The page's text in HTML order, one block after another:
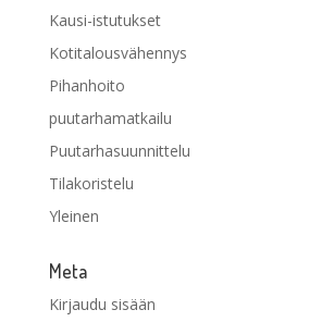
Kausi-istutukset
Kotitalousvähennys
Pihanhoito
puutarhamatkailu
Puutarhasuunnittelu
Tilakoristelu
Yleinen
Meta
Kirjaudu sisään